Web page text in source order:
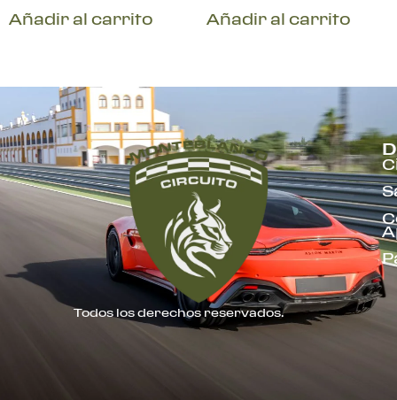
Añadir al carrito Añadir al carrito
Todos los derechos reservados.